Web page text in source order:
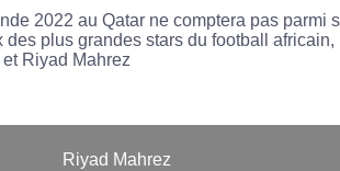
2022 au Qatar ne comptera pas parmi
des plus grandes stars du football africain,
Riyad Mahrez
Riyad Mahrez